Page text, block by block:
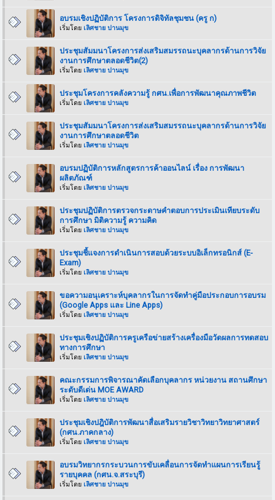
อบรมเชิงปฏิบัติการ โครงการดิจิทัลชุมชน (ครู ก)
เริ่มโดยเลิศชาย ปานมุข
ประชุมสัมมนาโครงการส่งเสริมสมรรถนะบุคลากรด้านการวิจัย
งานการศึกษาตลอดชีวิต(2)
เริ่มโดยเลิศชาย ปานมุข
ประชุมโครงการคลังความรู้ กศน.เพื่อการพัฒนาคุณภาพชีวิต
เริ่มโดยเลิศชาย ปานมุข
ประชุมสัมมนาโครงการส่งเสริมสมรรถนะบุคลากรด้านการวิจัย
งานการศึกษาตลอดชีวิต
เริ่มโดยเลิศชาย ปานมุข
อบรมปฏิบัติการหลักสูตรการค้าออนไลน์ เรื่อง การพัฒนา
ผลิตภัณฑ์
เริ่มโดยเลิศชาย ปานมุข
ประชุมปฏิบัติการตรวจกระดาษคำตอบการประเมินเทียบระดับ
การศึกษา มิติความรู้ ความคิด
เริ่มโดยเลิศชาย ปานมุข
ประชุมชี้แจงการดำเนินการสอบด้วยระบบอิเล็กทรอนิกส์ (E-
Exam)
เริ่มโดยเลิศชาย ปานมุข
ขอความอนุเคราะห์บุคลากรในการจัดทำคู่มือประกอบการอบรม
(Google Apps และ Line Apps)
เริ่มโดยเลิศชาย ปานมุข
ประชุมเชิงปฏิบัติการครูเครือข่ายสร้างเครื่องมือวัดผลการทดสอบ
ทางการศึกษา
เริ่มโดยเลิศชาย ปานมุข
คณะกรรมการพิจารณาคัดเลือกบุคลากร หน่วยงาน สถานศึกษา
ระดับดีเด่น MOE AWARD
เริ่มโดยเลิศชาย ปานมุข
ประชุมเชิงปฎิบัติการพัฒนาสื่อเสริมรายวิชาวิทยาวิทยาศาสตร์
(กศน.ภาคกลาง)
เริ่มโดยเลิศชาย ปานมุข
อบรมวิทยากรกระบวนการขับเคลื่อนการจัดทำแผนการเรียนรู้
รายบุคคล (กศน.จ.สระบุรี)
เริ่มโดยเลิศชาย ปานมุข